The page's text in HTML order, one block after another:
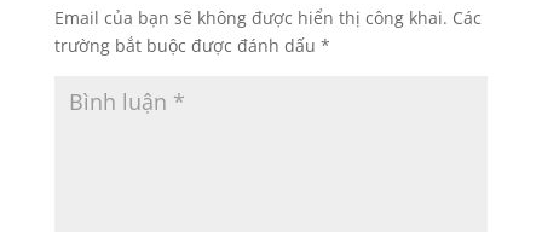
Email của bạn sẽ không được hiển thị công khai. Các
trường bắt buộc được đánh dấu *